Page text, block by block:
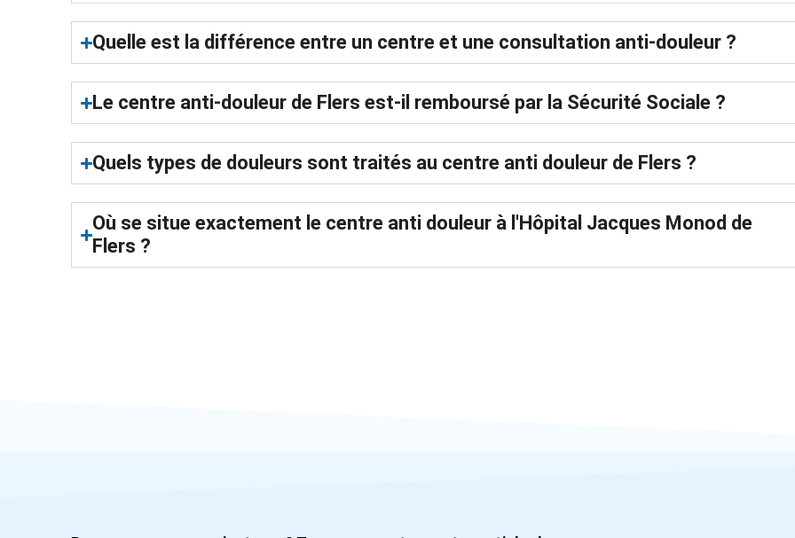
Quelle est la différence entre un centre et une consultation anti-douleur ?
Le centre anti-douleur de Flers est-il remboursé par la Sécurité Sociale ?
Quels types de douleurs sont traités au centre anti douleur de Flers ?
Où se situe exactement le centre anti douleur à l'Hôpital Jacques Monod de
Flers ?